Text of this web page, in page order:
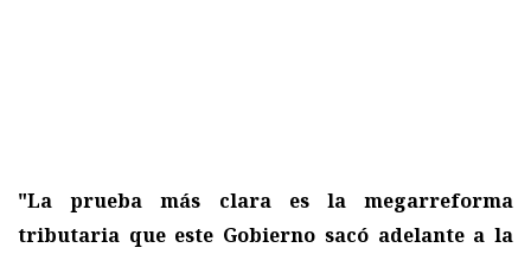
"La prueba más clara es la megarreforma
tributaria que este Gobierno sacó adelante a la